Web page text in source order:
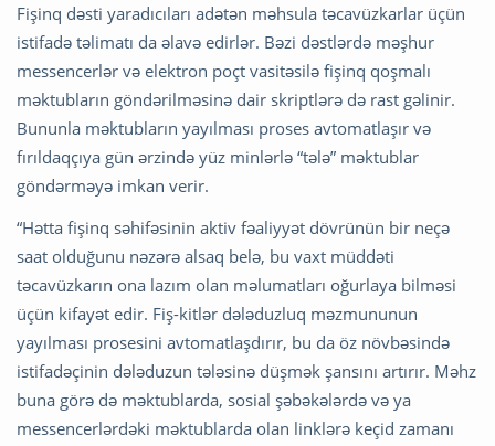
Fişinq dəsti yaradıcıları adətən məhsula təcavüzkarlar üçün
istifadə təlimatı da əlavə edirlər. Bəzi dəstlərdə məşhur
messencerlər və elektron poçt vasitəsilə fişinq qoşmalı
məktubların göndərilməsinə dair skriptlərə də rast gəlinir.
Bununla məktubların yayılması proses avtomatlaşır və
fırıldaqçıya gün ərzində yüz minlərlə “tələ” məktublar
göndərməyə imkan verir.
“Hətta fişinq səhifəsinin aktiv fəaliyyət dövrünün bir neçə
saat olduğunu nəzərə alsaq belə, bu vaxt müddəti
təcavüzkarın ona lazım olan məlumatları oğurlaya bilməsi
üçün kifayət edir. Fiş-kitlər dələduzluq məzmununun
yayılması prosesini avtomatlaşdırır, bu da öz növbəsində
istifadəçinin dələduzun tələsinə düşmək şansını artırır. Məhz
buna görə də məktublarda, sosial şəbəkələrdə və ya
messencerlərdəki məktublarda olan linklərə keçid zamanı